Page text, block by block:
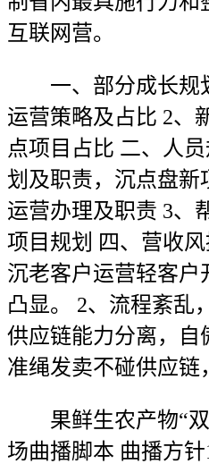
互联网营。
一、部分成长规
运营策略及占比 2、
点项目占比 二、人
划及职责，沉点盘新
运营办理及职责 3、
项目规划 四、营收
沉老客户运营轻客户
凸显。 2、流程紊乱
供应链能力分离，自
准绳发卖不碰供应链
果鲜生农产物“双
场曲播脚本 曲播方针